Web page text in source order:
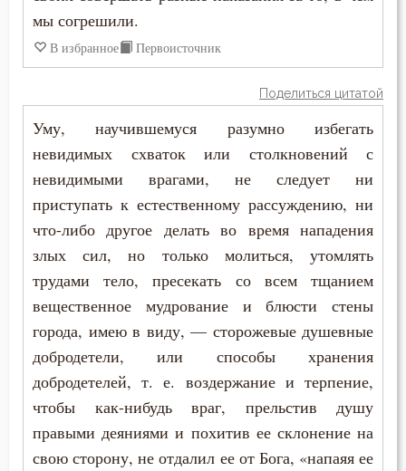
мы согрешили.
В избранное Первоисточник
Поделиться цитатой
Уму, научившемуся разумно избегать
невидимых схваток или столкновений с
невидимыми врагами, не следует ни
приступать к естественному рассуждению, ни
что-либо другое делать во время нападения
злых сил, но только молиться, утомлять
трудами тело, пресекать со всем тщанием
вещественное мудрование и блюсти стены
города, имею в виду, — сторожевые душевные
добродетели, или способы хранения
добродетелей, т. е. воздержание и терпение,
чтобы как-нибудь враг, прельстив душу
правыми деяниями и похитив ее склонение на
свою сторону, не отдалил ее от Бога, «напаяя ее